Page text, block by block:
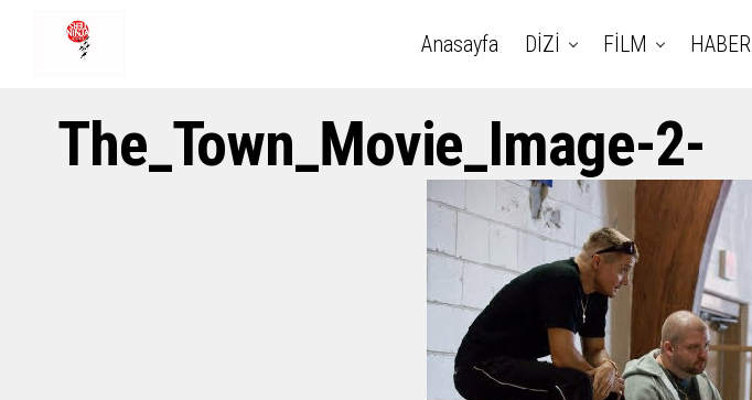
Anasayfa DİZİ FİLM HABER
The_Town_Movie_Image-2-